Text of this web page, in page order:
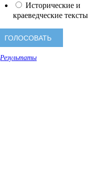
Исторические и
краеведческие тексты
Результаты